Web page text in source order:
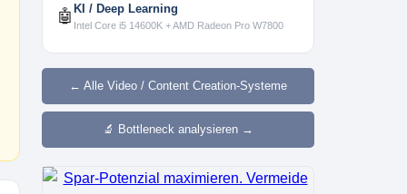
🤖 KI / Deep Learning
Intel Core i5 14600K + AMD Radeon Pro W7800
← Alle Video / Content Creation-Systeme
🔬 Bottleneck analysieren →